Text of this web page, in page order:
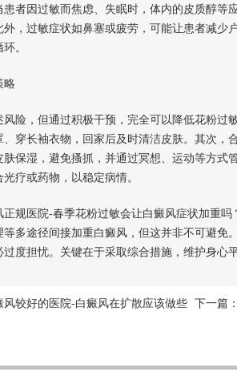
者因过敏而焦虑、失眠时，体内的皮质醇等
外，过敏症状如鼻塞或疲劳，可能让患者减少
。
，但通过积极干预，完全可以降低花粉过
穿长袖衣物，回家后及时清洁皮肤。其次，
肤保湿，避免搔抓，并通过冥想、运动等方式
疗或药物，以稳定病情。
医院-春季花粉过敏会让白癜风症状加重吗
多途径间接加重白癜风，但这并非不可避免
度担忧。关键在于采取综合措施，维护身心
风较好的医院-白癜风在扩散应该做些 下一篇：